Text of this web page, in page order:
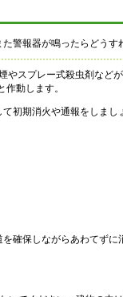
警報器が鳴ったらどうす
スプレー式殺虫剤など
動します。
初期消火や通報をしまし
確保しながらあわてずに